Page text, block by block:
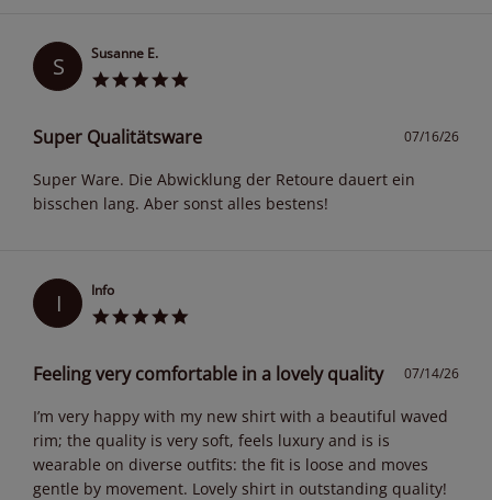
S Susanne E.
07/16/26
Super Qualitätsware
Super Ware. Die Abwicklung der Retoure dauert ein
bisschen lang. Aber sonst alles bestens!
I Info
07/14/26
Feeling very comfortable in a lovely quality
I’m very happy with my new shirt with a beautiful waved
rim; the quality is very soft, feels luxury and is is
wearable on diverse outfits: the fit is loose and moves
gentle by movement. Lovely shirt in outstanding quality!